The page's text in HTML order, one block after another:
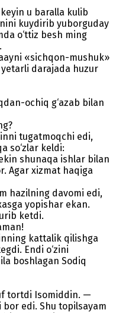
u baralla kulib
kuydirib yuborguday
o‘ttiz besh ming
«sichqon-mushuk»
yetarli darajada huzur
ochiq g‘azab bilan
tugatmoqchi edi,
so‘zlar keldi:
shunaqa ishlar bilan
Agar xizmat haqiga
hazilning davomi edi,
yopishar ekan.
ketdi.
kattalik qilishga
Endi o‘zini
boshlagan Sodiq
tortdi Isomiddin. —
bor edi. Shu topilsayam